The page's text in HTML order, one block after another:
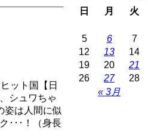
ット国【日
シュワちゃ
姿は人間に似
･･･！（身長
日
月 火
« 3月
5
6 7
12
13 14
19
20 21
26
27 28